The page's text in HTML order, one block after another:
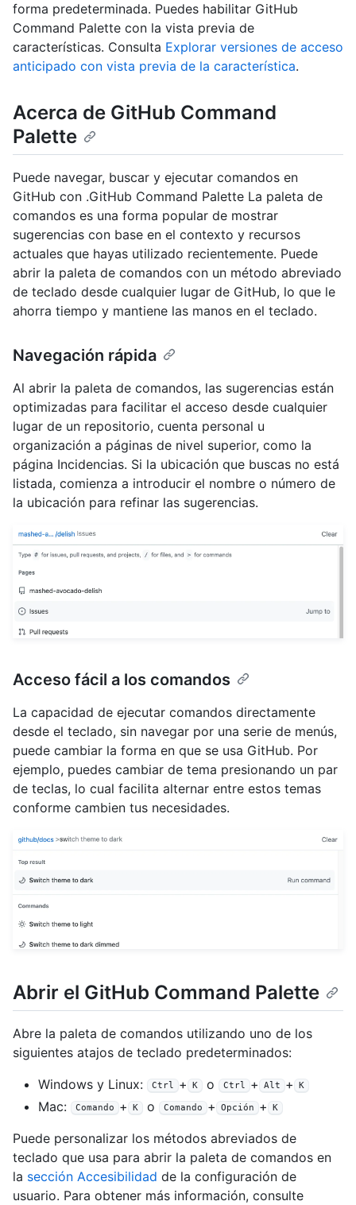
forma predeterminada. Puedes habilitar GitHub
Command Palette con la vista previa de
características. Consulta Explorar versiones de acceso
anticipado con vista previa de la característica.
Acerca de GitHub Command
Palette
Puede navegar, buscar y ejecutar comandos en
GitHub con .GitHub Command Palette La paleta de
comandos es una forma popular de mostrar
sugerencias con base en el contexto y recursos
actuales que hayas utilizado recientemente. Puede
abrir la paleta de comandos con un método abreviado
de teclado desde cualquier lugar de GitHub, lo que le
ahorra tiempo y mantiene las manos en el teclado.
Navegación rápida
Al abrir la paleta de comandos, las sugerencias están
optimizadas para facilitar el acceso desde cualquier
lugar de un repositorio, cuenta personal u
organización a páginas de nivel superior, como la
página Incidencias. Si la ubicación que buscas no está
listada, comienza a introducir el nombre o número de
la ubicación para refinar las sugerencias.
Acceso fácil a los comandos
La capacidad de ejecutar comandos directamente
desde el teclado, sin navegar por una serie de menús,
puede cambiar la forma en que se usa GitHub. Por
ejemplo, puedes cambiar de tema presionando un par
de teclas, lo cual facilita alternar entre estos temas
conforme cambien tus necesidades.
Abrir el GitHub Command Palette
Abre la paleta de comandos utilizando uno de los
siguientes atajos de teclado predeterminados:
Windows y Linux:
Ctrl + K o Ctrl + Alt + K
Mac: Comando + K o Comando + Opción + K
Puede personalizar los métodos abreviados de
teclado que usa para abrir la paleta de comandos en
la sección Accesibilidad de la configuración de
usuario. Para obtener más información, consulte